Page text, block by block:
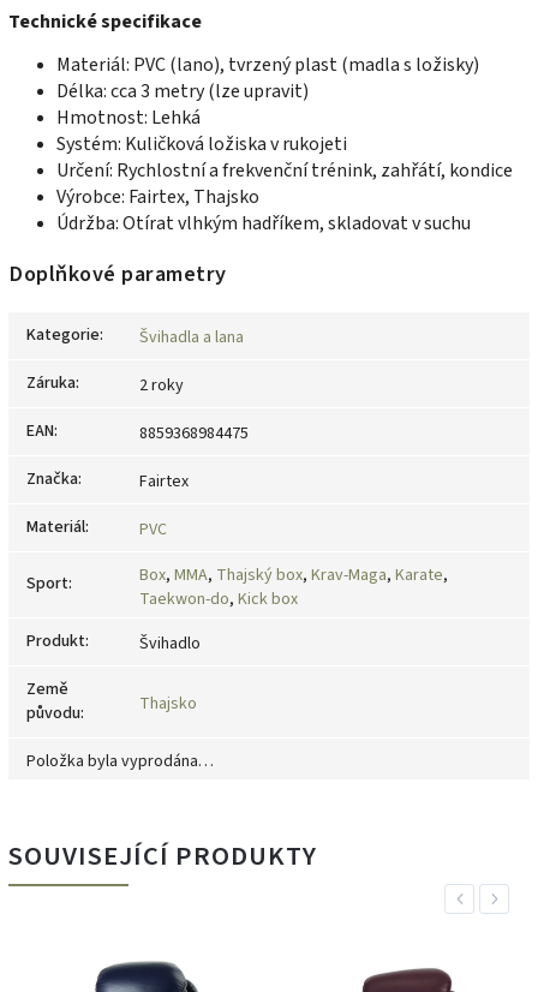
Technické specifikace
Materiál: PVC (lano), tvrzený plast (madla s ložisky)
Délka: cca 3 metry (lze upravit)
Hmotnost: Lehká
Systém: Kuličková ložiska v rukojeti
Určení: Rychlostní a frekvenční trénink, zahřátí, kondice
Výrobce: Fairtex, Thajsko
Údržba: Otírat vlhkým hadříkem, skladovat v suchu
Doplňkové parametry
Kategorie:
Švihadla a lana
Záruka:
2 roky
EAN:
8859368984475
Značka:
Fairtex
Materiál: PVC
Sport: Box, MMA, Thajský box, Krav-Maga, Karate,
Taekwon-do, Kick box
Produkt:
Švihadlo
Země
původu: Thajsko
Položka byla vyprodána…
SOUVISEJÍCÍ PRODUKTY
Previous
Next